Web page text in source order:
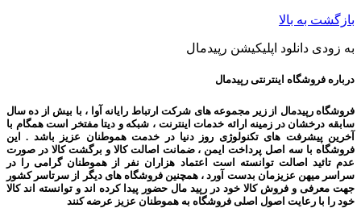
بازگشت به بالا
به زودی دانلود اپلیکیشن رپیدمال
درباره فروشگاه اینترنتی رپیدمال
فروشگاه رپیدمال از زیر مجموعه های شرکت ارتباط رایانه آوا ، با بیش از ده سال
سابقه درخشان در زمینه ارائه خدمات اینترنت ، شبکه و دیتا مفتخر است همگام با
آخرین پیشرفت های تکنولوژی روز دنیا در خدمت هموطنان عزیز باشد . این
فروشگاه با سه اصل پرداخت ایمن ، ضمانت اصالت کالا و برگشت کالا در صورت
عدم تائید اصالت توانسته است اعتماد هزاران نفر از هموطنان گرامی را در
سراسر میهن عزیزمان بدست آورد ، همچنین فروشگاه های دیگر از سرتاسر کشور
جهت معرفی و فروش کالا خود در رپید مال حضور پیدا کرده اند و توانسته اند کالا
خود را با رعایت اصول اصلی فروشگاه به هموطنان عزیز عرضه کنند